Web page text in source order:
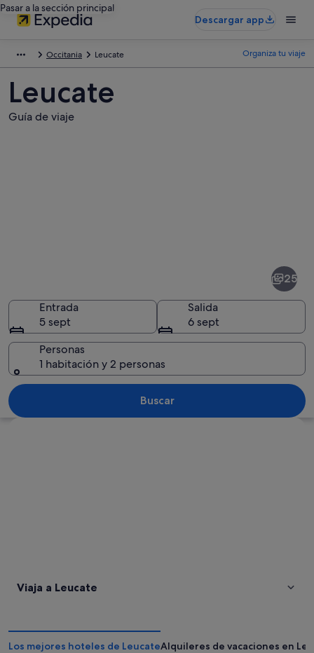
Pasar a la sección principal
Descargar app
Occitania Leucate Organiza tu viaje
Leucate
Guía de viaje
Un acantilado costero con una
25
Entrada
5 sept
Salida
6 sept
Personas
1 habitación y 2 personas
Buscar
Viaja a Leucate
Los mejores hoteles de LeucateAlquileres de vacaciones en